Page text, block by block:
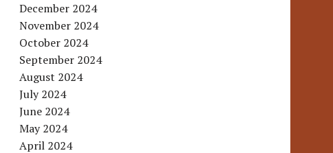
December 2024
November 2024
October 2024
September 2024
August 2024
July 2024
June 2024
May 2024
April 2024